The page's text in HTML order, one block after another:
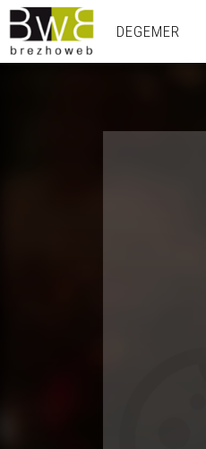
DEGEMER